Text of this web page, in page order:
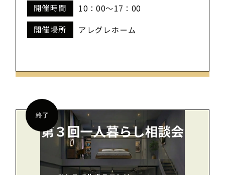
開催時間
10：00～17：00
開催場所
アレグレホーム
終了